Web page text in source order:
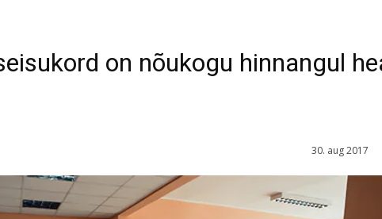
on nõukogu hinnangul
30. aug 2017